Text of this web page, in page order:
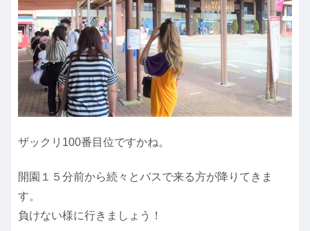
ザックリ100番目位ですかね。
開園１５分前から続々とバスで来る方が降りてきま
す。
負けない様に行きましょう！